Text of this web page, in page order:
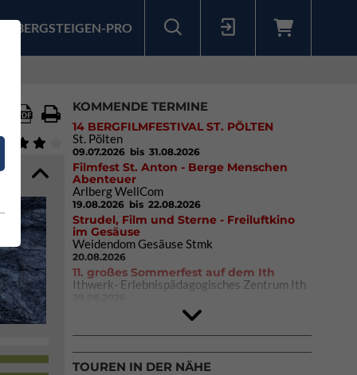
BERGSTEIGEN-PRO
KOMMENDE TERMINE
14 BERGFILMFESTIVAL ST. PÖLTEN
St. Pölten
09.07.2026 bis 31.08.2026
Filmfest St. Anton - Berge Menschen
Abenteuer
Arlberg WellCom
19.08.2026 bis 22.08.2026
Strudel, Film und Sterne - Freiluftkino
im Gesäuse
Weidendom Gesäuse Stmk
20.08.2026
11. großes Sommerfest auf dem Ith
Ithwerk- Erlebnispädagogisches Zentrum Ith
DAV Kletter- & Boulderzentrum München
Süd (Thalkirchen)
TOUREN IN DER NÄHE